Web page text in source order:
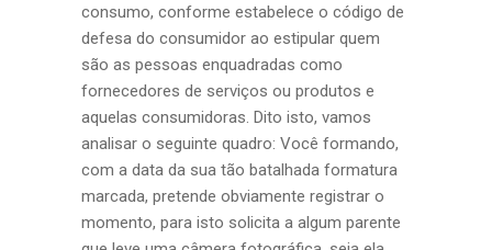
consumo, conforme estabelece o código de
defesa do consumidor ao estipular quem
são as pessoas enquadradas como
fornecedores de serviços ou produtos e
aquelas consumidoras. Dito isto, vamos
analisar o seguinte quadro: Você formando,
com a data da sua tão batalhada formatura
marcada, pretende obviamente registrar o
momento, para isto solicita a algum parente